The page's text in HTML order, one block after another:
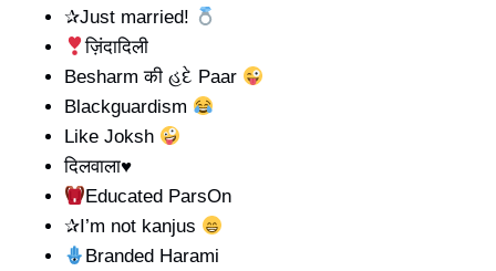
✰Just married!
ज़िंदादिली
Besharm की હદે Paar
Blackguardism
Like Joksh
दिलवाला♥️
Educated ParsOn
✰I’m not kanjus
Branded Harami